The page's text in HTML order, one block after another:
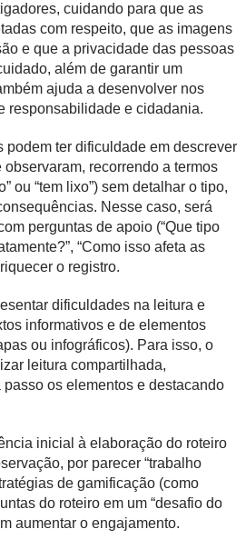
cuidando para que as
com respeito, que as imagens
e que a privacidade das pessoas
além de garantir um
ajuda a desenvolver nos
responsabilidade e cidadania.
podem ter dificuldade em descrever
recorrendo a termos
ou “tem lixo”) sem detalhar o tipo,
Nesse caso, será
perguntas de apoio (“Que tipo
“Como isso afeta as
o registro.
dificuldades na leitura e
informativos e de elementos
ou infográficos). Para isso, o
leitura compartilhada,
os elementos e destacando
inicial à elaboração do roteiro
por parecer “trabalho
de gamificação (como
do roteiro em um “desafio do
aumentar o engajamento.